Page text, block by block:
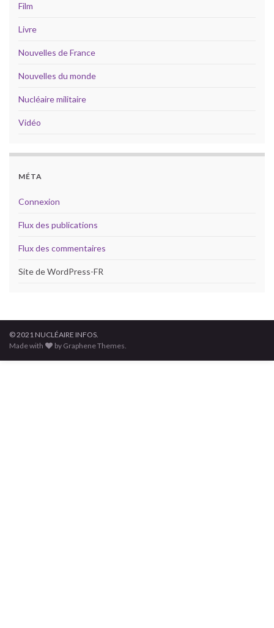
Film
Livre
Nouvelles de France
Nouvelles du monde
Nucléaire militaire
Vidéo
MÉTA
Connexion
Flux des publications
Flux des commentaires
Site de WordPress-FR
© 2021 NUCLÉAIRE INFOS.
Made with
by Graphene Themes.